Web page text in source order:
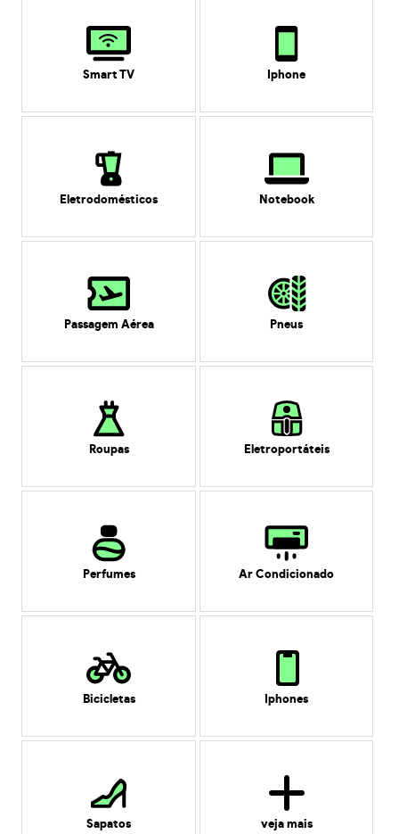
Smart TV Iphone
Eletrodomésticos Notebook
Passagem Aérea Pneus
Roupas Eletroportáteis
Perfumes Ar Condicionado
Bicicletas Iphones
Sapatos veja mais